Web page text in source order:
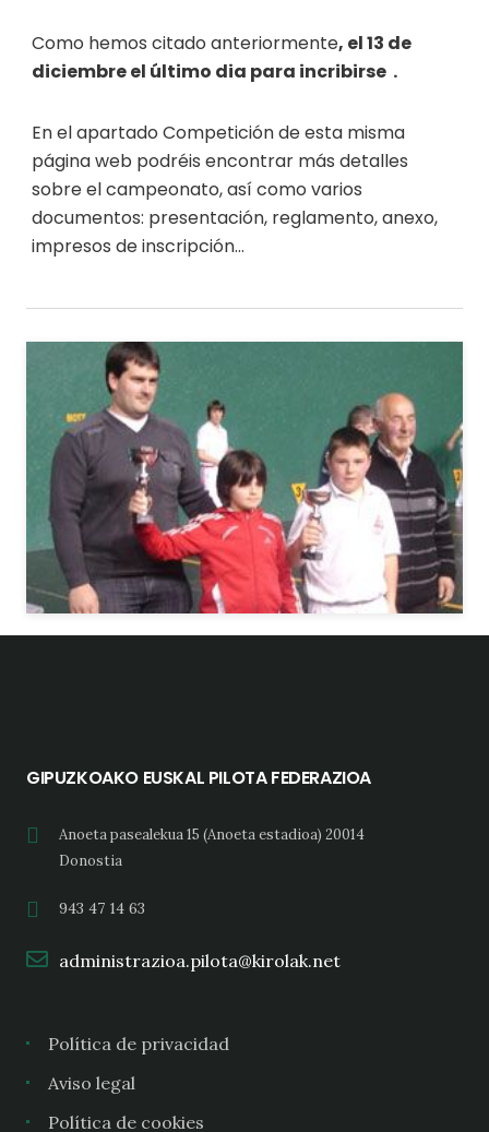
Como hemos citado anteriormente, el 13 de
diciembre el último dia para incribirse .
En el apartado Competiciónde esta misma
página web podréis encontrar más detalles
sobre el campeonato, así como varios
documentos: presentación, reglamento, anexo,
impresos de inscripción…
GIPUZKOAKO EUSKAL PILOTA FEDERAZIOA
Anoeta pasealekua 15 (Anoeta estadioa) 20014
Donostia
943 47 14 63
administrazioa.pilota@kirolak.net
Política de privacidad
Aviso legal
Política de cookies